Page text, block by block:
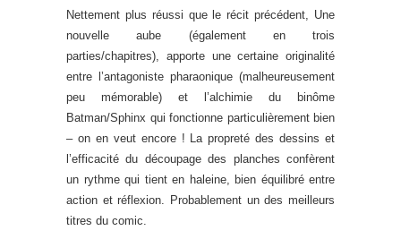
Nettement plus réussi que le récit précédent, Une
nouvelle aube (également en trois
parties/chapitres), apporte une certaine originalité
entre l’antagoniste pharaonique (malheureusement
peu mémorable) et l’alchimie du binôme
Batman/Sphinx qui fonctionne particulièrement bien
– on en veut encore ! La propreté des dessins et
l’efficacité du découpage des planches confèrent
un rythme qui tient en haleine, bien équilibré entre
action et réflexion. Probablement un des meilleurs
titres du comic.